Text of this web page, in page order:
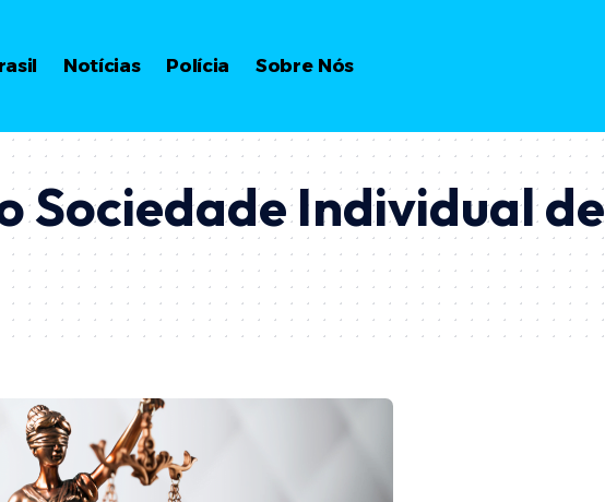
Notícias Polícia Sobre Nós
Sociedade Individual de